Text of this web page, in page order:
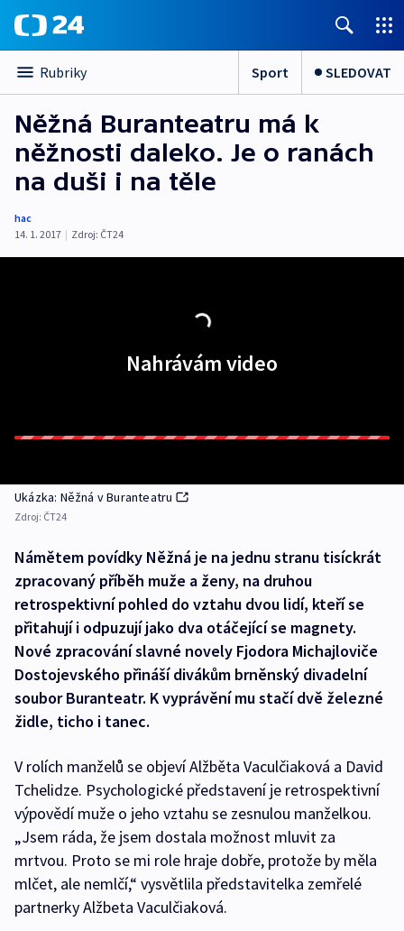
Rubriky Sport SLEDOVAT
Něžná Buranteatru má k
něžnosti daleko. Je o ranách
na duši i na těle
hac
14. 1. 2017 | Zdroj: ČT24
Nahrávám video
Ukázka: Něžná v Buranteatru
Zdroj: ČT24
Námětem povídky Něžná je na jednu stranu tisíckrát
zpracovaný příběh muže a ženy, na druhou
retrospektivní pohled do vztahu dvou lidí, kteří se
přitahují i odpuzují jako dva otáčející se magnety.
Nové zpracování slavné novely Fjodora Michajloviče
Dostojevského přináší divákům brněnský divadelní
soubor Buranteatr. K vyprávění mu stačí dvě železné
židle, ticho i tanec.
V rolích manželů se objeví Alžběta Vaculčiaková a David
Tchelidze. Psychologické představení je retrospektivní
výpovědí muže o jeho vztahu se zesnulou manželkou.
„Jsem ráda, že jsem dostala možnost mluvit za
mrtvou. Proto se mi role hraje dobře, protože by měla
mlčet, ale nemlčí,“ vysvětlila představitelka zemřelé
partnerky Alžbeta Vaculčiaková.